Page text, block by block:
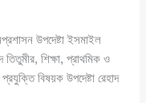
উপদেষ্টা ইসমাইল
শিক্ষা, প্রাথমিক ও
বিষয়ক উপদেষ্টা রেহাদ